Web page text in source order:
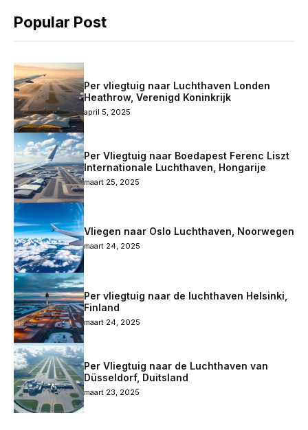
Popular Post
Per vliegtuig naar Luchthaven Londen
Heathrow, Verenigd Koninkrijk
april 5, 2025
Per Vliegtuig naar Boedapest Ferenc Liszt
Internationale Luchthaven, Hongarije
maart 25, 2025
Vliegen naar Oslo Luchthaven, Noorwegen
maart 24, 2025
Per vliegtuig naar de luchthaven Helsinki,
Finland
maart 24, 2025
Per Vliegtuig naar de Luchthaven van
Düsseldorf, Duitsland
maart 23, 2025